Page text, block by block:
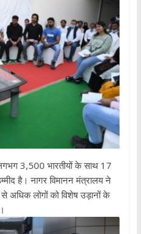
3,500 भारतीयों के साथ 17
है। नागर विमानन मंत्रालय ने
अधिक लोगों को विशेष उड़ानों के